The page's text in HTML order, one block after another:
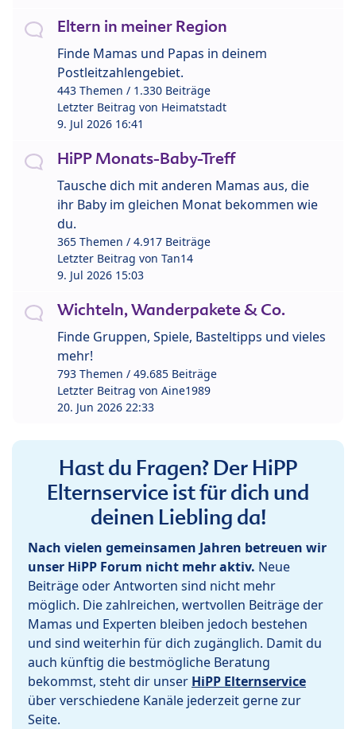
Eltern in meiner Region
Finde Mamas und Papas in deinem
Postleitzahlengebiet.
443 Themen / 1.330 Beiträge
Letzter Beitrag von Heimatstadt
9. Jul 2026 16:41
HiPP Monats-Baby-Treff
Tausche dich mit anderen Mamas aus, die
ihr Baby im gleichen Monat bekommen wie
du.
365 Themen / 4.917 Beiträge
Letzter Beitrag von Tan14
9. Jul 2026 15:03
Wichteln, Wanderpakete & Co.
Finde Gruppen, Spiele, Basteltipps und vieles
mehr!
793 Themen / 49.685 Beiträge
Letzter Beitrag von Aine1989
20. Jun 2026 22:33
Hast du Fragen? Der HiPP
Elternservice ist für dich und
deinen Liebling da!
Nach vielen gemeinsamen Jahren betreuen wir
unser HiPP Forum nicht mehr aktiv. Neue
Beiträge oder Antworten sind nicht mehr
möglich. Die zahlreichen, wertvollen Beiträge der
Mamas und Experten bleiben jedoch bestehen
und sind weiterhin für dich zugänglich. Damit du
auch künftig die bestmögliche Beratung
bekommst, steht dir unser HiPP Elternservice
über verschiedene Kanäle jederzeit gerne zur
Seite.